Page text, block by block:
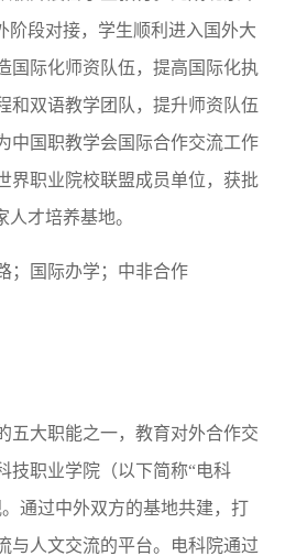
阶段对接，学生顺利进入国外大
国际化师资队伍，提高国际化执
和双语教学团队，提升师资队伍
中国职教学会国际合作交流工作
界职业院校联盟成员单位，获批
人才培养基地。
；国际办学；中非合作
五大职能之一，教育对外合作交
技职业学院（以下简称“电科
通过中外双方的基地共建，打
与人文交流的平台。电科院通过